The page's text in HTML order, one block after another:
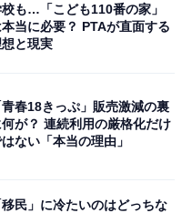
を通して苦戦し、箱根
した。しかし、エント
え、4月には有望な新
区間4位中谷雄飛選手
現1年生を中心に、ま
いところです。
も…「こども110番の家」
本当に必要？ PTAが直面する
と現実
青春18きっぷ」販売激減の裏
何が？ 連続利用の厳格化だけ
ない「本当の理由」
移民」に冷たいのはどっちな